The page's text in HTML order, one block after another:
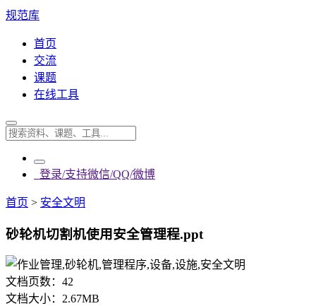
规范库
首页
交流
课题
在线工具
登录/支持微信/QQ/微博
首页 > 安全文明
砂轮机切割机使用安全管理程.ppt
文档页数： 42
文档大小： 2.67MB